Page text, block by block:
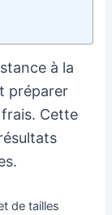
à la
préparer
Cette
de tailles